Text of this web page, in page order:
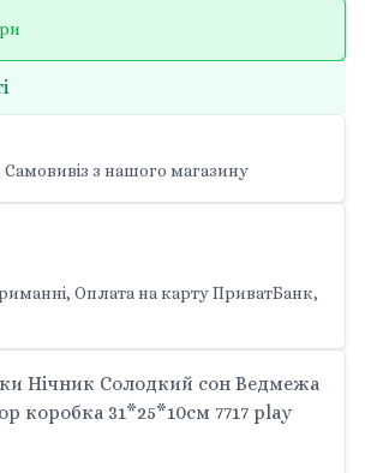
з нашого магазину
Оплата на карту ПриватБанк,
Нічник Солодкий сон Ведмежа
коробка 31*25*10см 7717 play